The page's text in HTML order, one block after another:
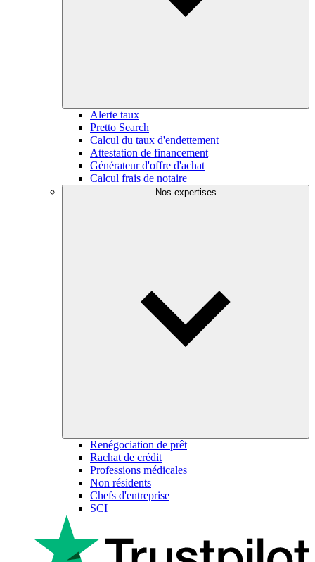
Alerte taux
Pretto Search
Calcul du taux d'endettement
Attestation de financement
Générateur d'offre d'achat
Calcul frais de notaire
Nos expertises
Renégociation de prêt
Rachat de crédit
Professions médicales
Non résidents
Chefs d'entreprise
SCI